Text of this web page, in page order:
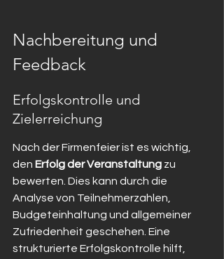
Nachbereitung und
Feedback
Erfolgskontrolle und
Zielerreichung
Nach der Firmenfeier ist es wichtig,
den Erfolg der Veranstaltung zu
bewerten. Dies kann durch die
Analyse von Teilnehmerzahlen,
Budgeteinhaltung und allgemeiner
Zufriedenheit geschehen. Eine
strukturierte Erfolgskontrolle hilft,